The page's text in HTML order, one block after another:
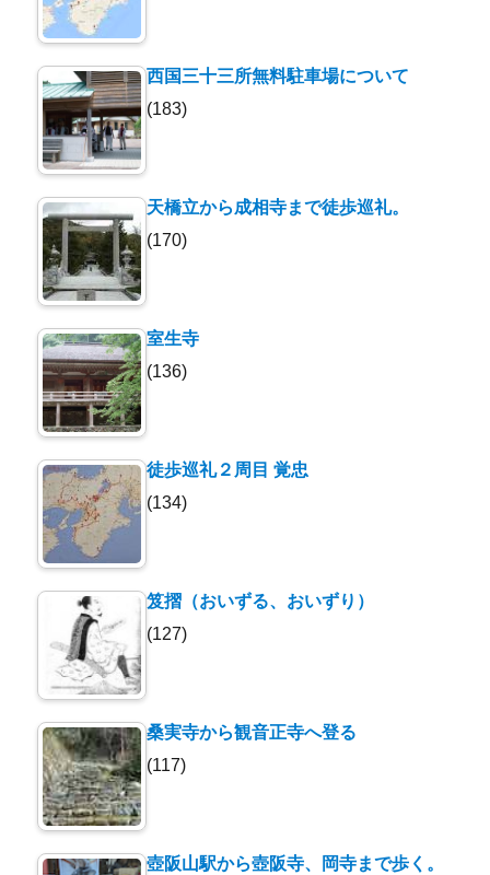
西国三十三所無料駐車場について
(183)
天橋立から成相寺まで徒歩巡礼。
(170)
室生寺
(136)
徒歩巡礼２周目 覚忠
(134)
笈摺（おいずる、おいずり）
(127)
桑実寺から観音正寺へ登る
(117)
壺阪山駅から壺阪寺、岡寺まで歩く。